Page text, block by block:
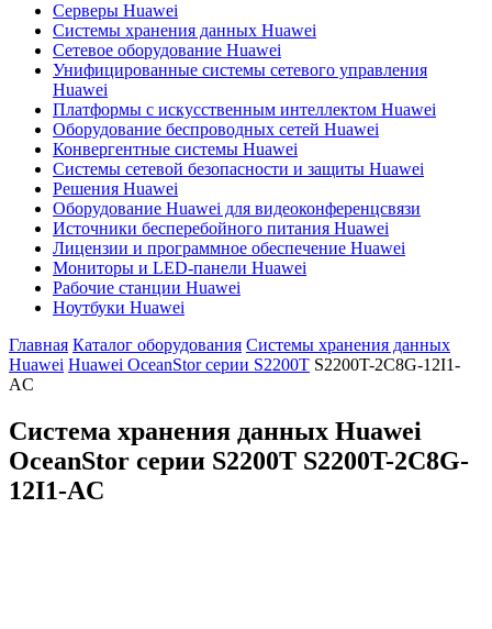
Серверы Huawei
Системы хранения данных Huawei
Сетевое оборудование Huawei
Унифицированные системы сетевого управления
Huawei
Платформы с искусственным интеллектом Huawei
Оборудование беспроводных сетей Huawei
Конвергентные системы Huawei
Системы сетевой безопасности и защиты Huawei
Решения Huawei
Оборудование Huawei для видеоконференцсвязи
Источники бесперебойного питания Huawei
Лицензии и программное обеспечение Huawei
Мониторы и LED-панели Huawei
Рабочие станции Huawei
Ноутбуки Huawei
Главная Каталог оборудования Системы хранения данных
Huawei Huawei OceanStor серии S2200T S2200T-2C8G-12I1-
AC
Система хранения данных Huawei
OceanStor серии S2200T S2200T-2C8G-
12I1-AC